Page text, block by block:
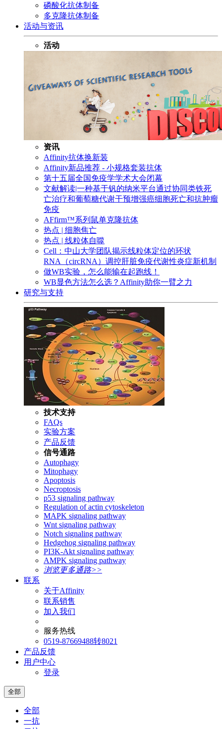
磷酸化抗体制备
多克隆抗体制备
活动与资讯
活动
资讯
Affinity抗体换新装
Affinity新品推荐 - 小规格套装抗体
第十五届全国免疫学学术大会闭幕
文献解读|一种基于钒的纳米平台通过协同类铁死
亡治疗和葡萄糖代谢干预增强癌细胞死亡和抗肿瘤
免疫
AFfirm™系列鼠单克隆抗体
热点 | 细胞焦亡
热点 | 线粒体自噬
Cell：中山大学团队揭示线粒体定位的环状
RNA（circRNA）调控肝脏免疫代谢性炎症新机制
做WB实验，怎么能输在起跑线！
WB显色方法怎么选？Affinity助你一臂之力
研究与支持
技术支持
FAQs
实验方案
产品反馈
信号通路
Autophagy
Mitophagy
Apoptosis
Necroptosis
p53 signaling pathway
Regulation of actin cytoskeleton
MAPK signaling pathway
Wnt signaling pathway
Notch signaling pathway
Hedgehog signaling pathway
PI3K-Akt signaling pathway
AMPK signaling pathway
浏览更多通路>>
联系
关于Affinity
联系销售
加入我们
服务热线
0519-87669488转8021
产品反馈
用户中心
登录
全部
全部
一抗